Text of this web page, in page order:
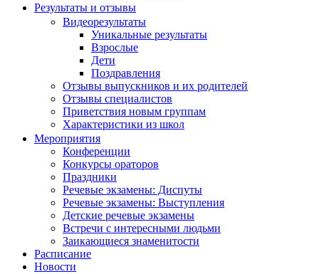
Результаты и отзывы
Видеорезультаты
Уникальные результаты
Взрослые
Дети
Поздравления
Отзывы выпускников и их родителей
Отзывы специалистов
Приветствия новым группам
Характеристики из школ
Мероприятия
Конференции
Конкурсы ораторов
Праздники
Речевые экзамены: Диспуты
Речевые экзамены: Выступления
Детские речевые экзамены
Встречи с интересными людьми
Заикающиеся знаменитости
Расписание
Новости